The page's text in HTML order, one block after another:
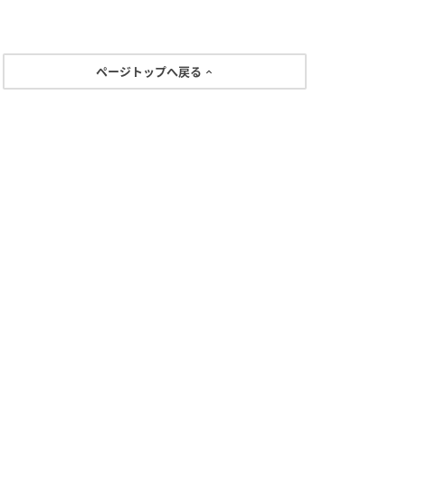
ページトップへ戻る